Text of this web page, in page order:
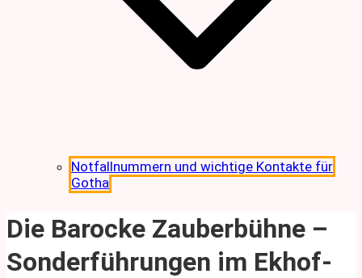
Notfallnummern und wichtige Kontakte für
Gotha
Die Barocke Zauberbühne –
Sonderführungen im Ekhof-